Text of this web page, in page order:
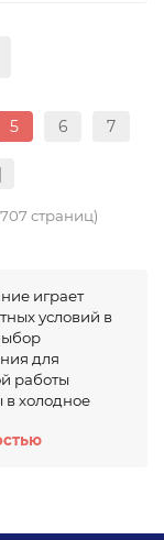
5 6 7
страниц)
играет
условий в
для
работы
в холодное